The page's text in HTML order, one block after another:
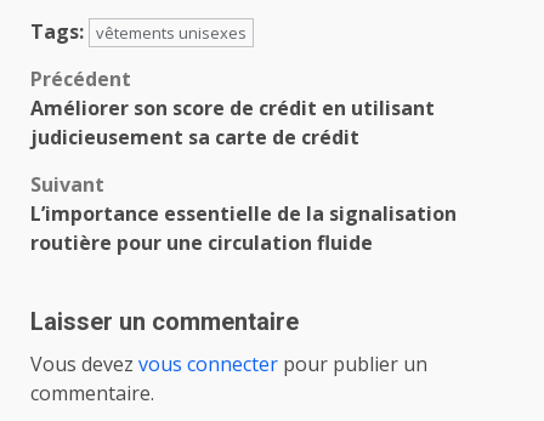
Tags: vêtements unisexes
Navigation
d’article
Précédent
Améliorer son score de crédit en utilisant
judicieusement sa carte de crédit
Suivant
L’importance essentielle de la signalisation
routière pour une circulation fluide
Laisser un commentaire
Vous devez vous connecter pour publier un
commentaire.